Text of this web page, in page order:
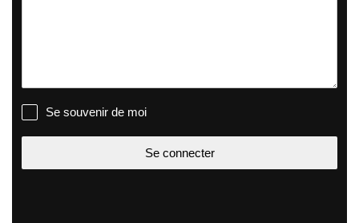
Se souvenir de moi
Se connecter